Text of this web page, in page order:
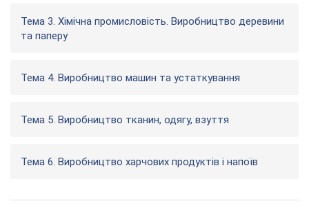
Тема 3. Хімічна промисловість. Виробництво деревини
та паперу
Тема 4. Виробництво машин та устаткування
Тема 5. Виробництво тканин, одягу, взуття
Тема 6. Виробництво харчових продуктів і напоїв